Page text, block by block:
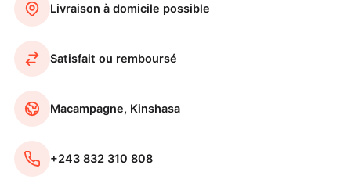
Livraison à domicile possible
Satisfait ou remboursé
Macampagne, Kinshasa
+243 832 310 808